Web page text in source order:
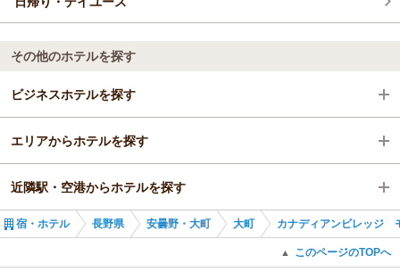
その他のホテルを探す
ビジネスホテルを探す
長野県
安曇野・大町
大町
エリアからホテルを探す
長野県
安曇野・大町
近隣駅・空港からホテルを探す
信濃大町駅
宿・ホテル 長野県 安曇野・大町 大町 カナディアンビレッジ
▲ このページのTOPへ